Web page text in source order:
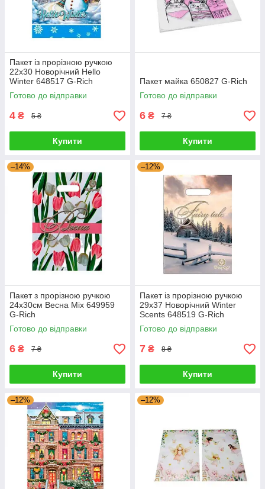
Пакет із прорізною ручкою
22х30 Новорічний Hello
Winter 648517 G-Rich
Готово до відправки
4 ₴ 5 ₴
Купити
Пакет майка 650827 G-Rich
Готово до відправки
6 ₴ 7 ₴
Купити
–14%
Пакет з прорізною ручкою
24х30см Весна Mix 649959
G-Rich
Готово до відправки
6 ₴ 7 ₴
Купити
–12%
Пакет із прорізною ручкою
29х37 Новорічний Winter
Scents 648519 G-Rich
Готово до відправки
7 ₴ 8 ₴
Купити
–12% –12%